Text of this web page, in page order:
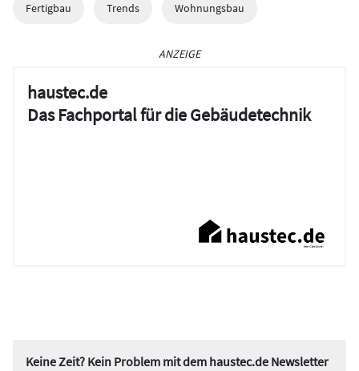
Fertigbau Trends Wohnungsbau
ANZEIGE
haustec.de
Das Fachportal für die Gebäudetechnik
Keine Zeit? Kein Problem mit dem haustec.de Newsletter